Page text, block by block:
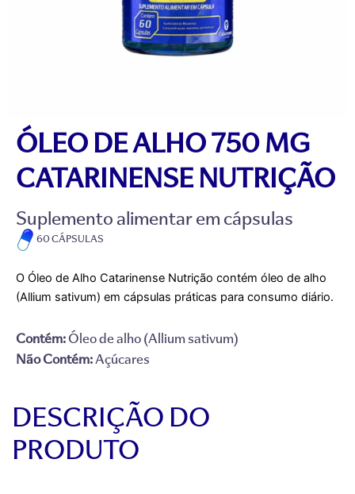
ÓLEO DE ALHO 750 MG
CATARINENSE NUTRIÇÃO
Suplemento alimentar em cápsulas
60 CÁPSULAS
O Óleo de Alho Catarinense Nutrição contém óleo de alho
(Allium sativum) em cápsulas práticas para consumo diário.
Contém:Óleo de alho (Allium sativum)
Não Contém:Açúcares
DESCRIÇÃO DO
PRODUTO